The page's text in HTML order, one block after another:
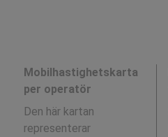
Mobilhastighetskarta
per operatör
Den här kartan
representerar